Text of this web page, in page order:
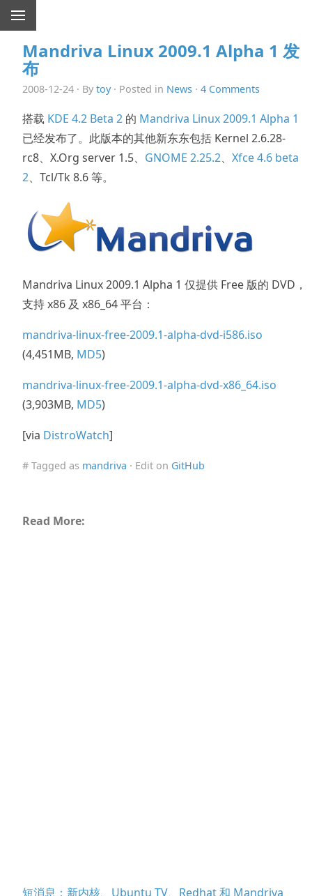
Mandriva Linux 2009.1 Alpha 1 发
布
2008-12-24 · By toy· Posted in News · 4 Comments
搭载 KDE 4.2 Beta 2 的 Mandriva Linux 2009.1 Alpha 1
已经发布了。此版本的其他新东东包括 Kernel 2.6.28-
rc8、X.Org server 1.5、 GNOME 2.25.2、 Xfce 4.6 beta
2、Tcl/Tk 8.6 等。
Mandriva Linux 2009.1 Alpha 1 仅提供 Free 版的 DVD，
支持 x86 及 x86_64 平台：
mandriva-linux-free-2009.1-alpha-dvd-i586.iso
(4,451MB, MD5)
mandriva-linux-free-2009.1-alpha-dvd-x86_64.iso
(3,903MB, MD5)
[via DistroWatch]
# Tagged as mandriva · Edit on GitHub
Read More:
短消息：新内核、Ubuntu TV、Redhat 和 Mandriva